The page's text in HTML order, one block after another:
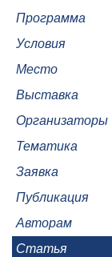
Программа
Условия
Место
Выставка
Организаторы
Тематика
Заявка
Публикация
Авторам
Статья